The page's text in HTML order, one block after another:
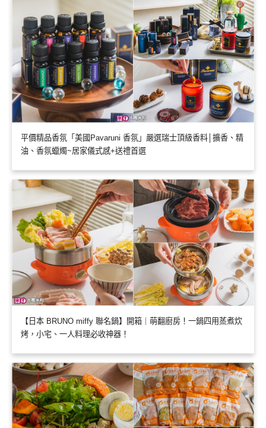
平價精品香氛「美國Pavaruni 香氛」嚴選瑞士頂級香料│擴香、精
油、香氛蠟燭~居家儀式感+送禮首選
【日本 BRUNO miffy 聯名鍋】開箱｜萌翻廚房！一鍋四用蒸煮炊
烤，小宅、一人料理必收神器！